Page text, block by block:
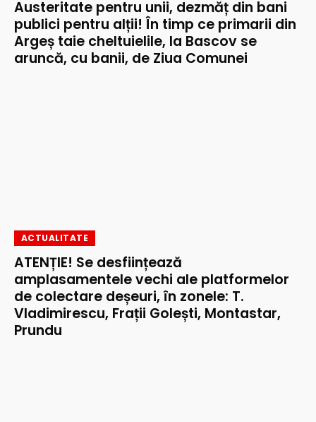
Austeritate pentru unii, dezmăț din bani
publici pentru alții! În timp ce primarii din
Argeș taie cheltuielile, la Bascov se
aruncă, cu banii, de Ziua Comunei
ACTUALITATE
ATENȚIE! Se desființează
amplasamentele vechi ale platformelor
de colectare deșeuri, în zonele: T.
Vladimirescu, Frații Golești, Montastar,
Prundu